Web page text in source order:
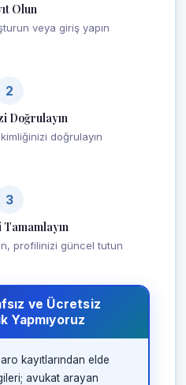
Olun
veya giriş yapın
2
Doğrulayın
doğrulayın
3
profilinizi güncel tutun
ve Ücretsiz
Yapmıyoruz
kayıtlarından elde
avukat arayan